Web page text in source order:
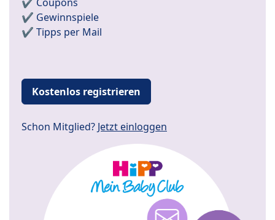
✔️ Gewinnspiele
✔️ Tipps per Mail
Kostenlos registrieren
Schon Mitglied? Jetzt einloggen